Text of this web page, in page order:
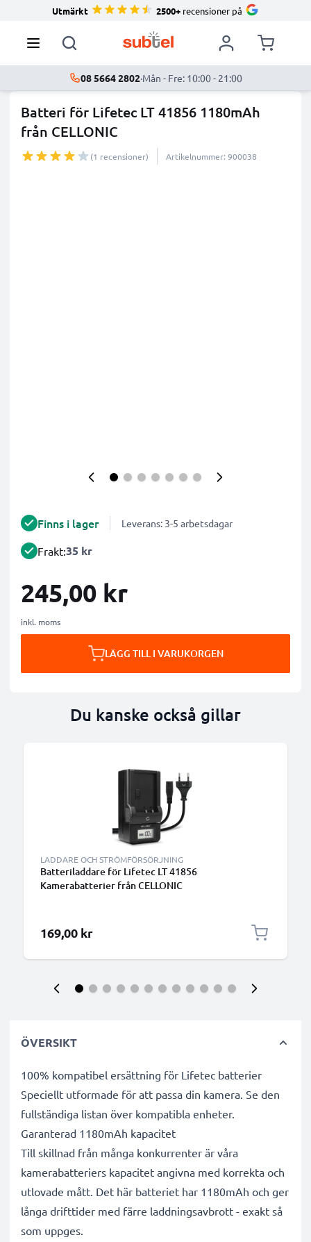
Utmärkt 2500+ recensioner på
08 5664 2802·Mån - Fre: 10:00 - 21:00
Batteri för Lifetec LT 41856 1180mAh
från CELLONIC
(1 recensioner) Artikelnummer: 900038
Finns i lager Leverans: 3-5 arbetsdagar
Frakt:35 kr
245,00 kr
inkl. moms
LÄGG TILL I VARUKORGEN
Du kanske också gillar
LADDARE OCH STRÖMFÖRSÖRJNING
Batteriladdare för Lifetec LT 41856
Kamerabatterier från CELLONIC
169,00 kr
ÖVERSIKT
100% kompatibel ersättning för Lifetec batterier
Speciellt utformade för att passa din kamera. Se den
fullständiga listan över kompatibla enheter.
Garanterad 1180mAh kapacitet
Till skillnad från många konkurrenter är våra
kamerabatteriers kapacitet angivna med korrekta och
utlovade mått. Det här batteriet har 1180mAh och ger
långa drifttider med färre laddningsavbrott - exakt så
som uppges.